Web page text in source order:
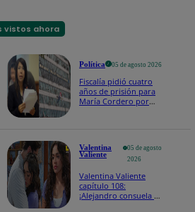
vistos ahora
Política 05 de agosto 2026
Fiscalía pidió cuatro
años de prisión para
María Cordero por
Valentina
Valiente
05 de agosto
2026
Valentina Valiente
capítulo 108:
¡Alejandro consuela a